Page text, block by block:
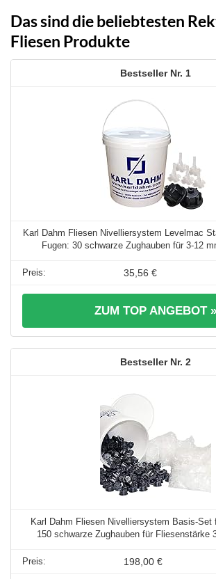
Das sind die beliebtesten
Fliesen Produkte
1
Karl Dahm Fliesen Nivelliersystem Levelmac
Fugen: 30 schwarze Zughauben für 3-12
35,56 €
ZUM TOP ANGEBOT »
2
Karl Dahm Fliesen Nivelliersystem Basis-Set
150 schwarze Zughauben für Fliesenstärke
198,00 €